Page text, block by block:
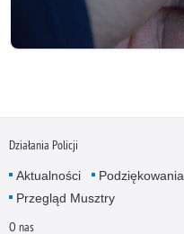
Działania Policji
Aktualności Podziękowania
Przegląd Musztry
O nas